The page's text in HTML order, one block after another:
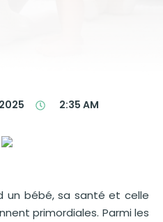
2:35 AM
un bébé, sa santé et celle
primordiales. Parmi les